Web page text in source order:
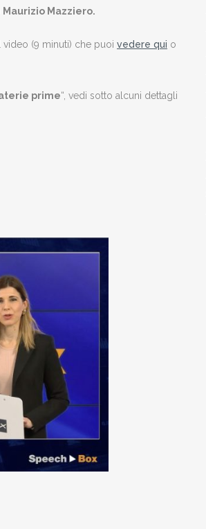
Maurizio Mazziero.
(9 minuti) che puoi vedere qui o
prime“, vedi sotto alcuni dettagli